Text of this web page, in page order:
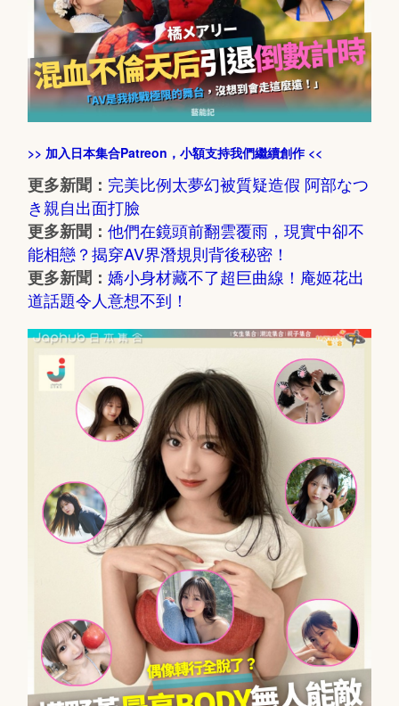
>> 加入日本集合Patreon，小額支持我們繼續創作 <<
更多新聞： 完美比例太夢幻被質疑造假 阿部なつ
き親自出面打臉
更多新聞：他們在鏡頭前翻雲覆雨，現實中卻不
能相戀？揭穿AV界潛規則背後秘密！
更多新聞：嬌小身材藏不了超巨曲線！庵姬花出
道話題令人意想不到！